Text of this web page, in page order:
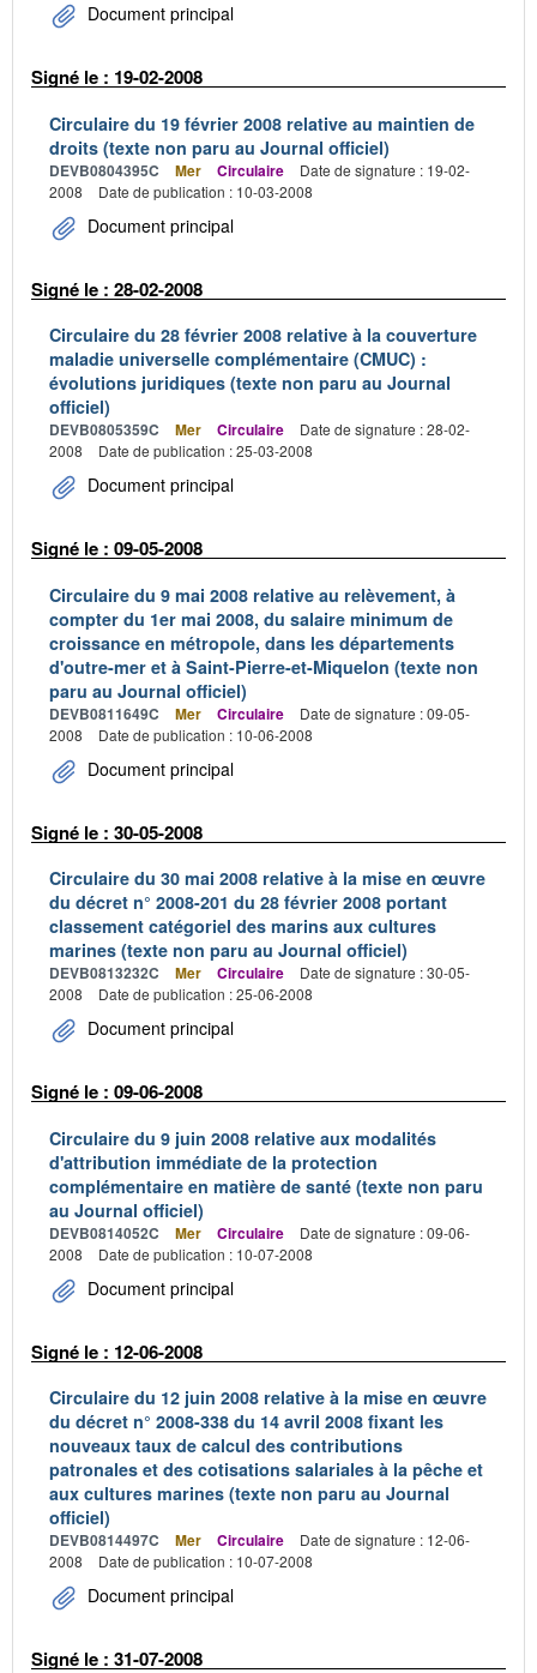
Document principal
Signé le : 19-02-2008
Circulaire du 19 février 2008 relative au maintien de
droits (texte non paru au Journal officiel)
DEVB0804395C Mer Circulaire
Date de signature : 19-02-
2008
Date de publication : 10-03-2008
Document principal
Signé le : 28-02-2008
Circulaire du 28 février 2008 relative à la couverture
maladie universelle complémentaire (CMUC) :
évolutions juridiques (texte non paru au Journal
officiel)
DEVB0805359C Mer Circulaire
Date de signature : 28-02-
2008
Date de publication : 25-03-2008
Document principal
Signé le : 09-05-2008
Circulaire du 9 mai 2008 relative au relèvement, à
compter du 1er mai 2008, du salaire minimum de
croissance en métropole, dans les départements
d'outre-mer et à Saint-Pierre-et-Miquelon (texte non
paru au Journal officiel)
DEVB0811649C Mer Circulaire
Date de signature : 09-05-
2008
Date de publication : 10-06-2008
Document principal
Signé le : 30-05-2008
Circulaire du 30 mai 2008 relative à la mise en œuvre
du décret n° 2008-201 du 28 février 2008 portant
classement catégoriel des marins aux cultures
marines (texte non paru au Journal officiel)
DEVB0813232C Mer Circulaire
Date de signature : 30-05-
2008
Date de publication : 25-06-2008
Document principal
Signé le : 09-06-2008
Circulaire du 9 juin 2008 relative aux modalités
d'attribution immédiate de la protection
complémentaire en matière de santé (texte non paru
au Journal officiel)
DEVB0814052C Mer Circulaire
Date de signature : 09-06-
2008
Date de publication : 10-07-2008
Document principal
Signé le : 12-06-2008
Circulaire du 12 juin 2008 relative à la mise en œuvre
du décret n° 2008-338 du 14 avril 2008 fixant les
nouveaux taux de calcul des contributions
patronales et des cotisations salariales à la pêche et
aux cultures marines (texte non paru au Journal
officiel)
DEVB0814497C Mer Circulaire
Date de signature : 12-06-
2008
Date de publication : 10-07-2008
Document principal
Signé le : 31-07-2008